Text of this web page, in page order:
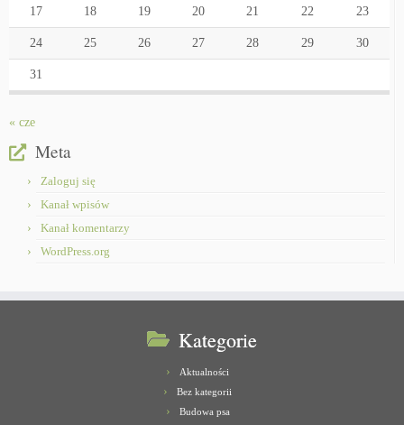
17 18 19 20 21 22 23
24 25 26 27 28 29 30
31
« cze
Meta
Zaloguj się
Kanał wpisów
Kanał komentarzy
WordPress.org
Kategorie
Aktualności
Bez kategorii
Budowa psa